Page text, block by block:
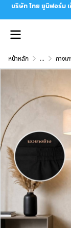
บริษัท ไทย ยูนิฟอร์ม
หน้าหลัก ... กางเ